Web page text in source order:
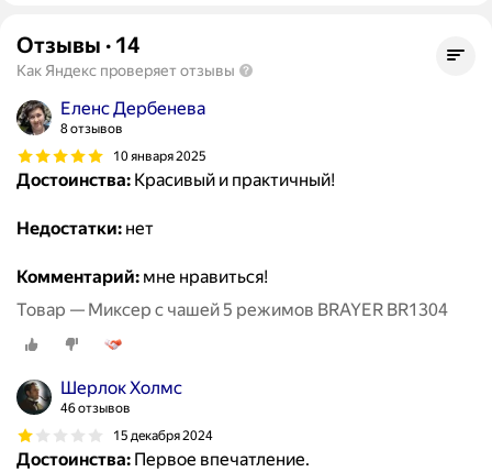
Отзывы · 14
Как Яндекс проверяет отзывы
Еленс Дербенева
8 отзывов
10 января 2025
Достоинства: Красивый и практичный!
Недостатки: нет
Комментарий: мне нравиться!
Товар — Миксер с чашей 5 режимов BRAYER BR1304
Шерлок Холмс
46 отзывов
15 декабря 2024
Достоинства: Первое впечатление.